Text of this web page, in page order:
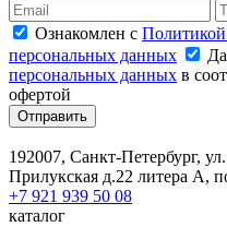
Ознакомлен с
персональных данных
персональных данных в
офертой
Отправить
192007, Санкт-Петербург, ул.
Прилукская д.22 литера А,
+7 921 939 50 08
каталог